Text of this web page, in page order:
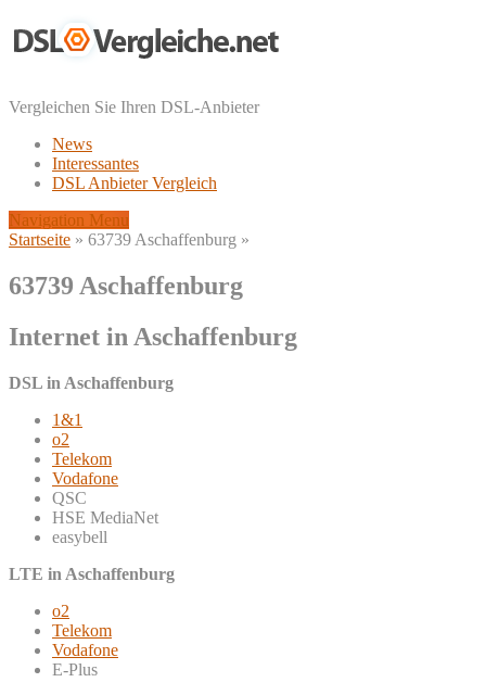
Vergleichen Sie Ihren DSL-Anbieter
News
Interessantes
DSL Anbieter Vergleich
Navigation Menu
Startseite » 63739 Aschaffenburg »
63739 Aschaffenburg
Internet in Aschaffenburg
DSL in Aschaffenburg
1&1
o2
Telekom
Vodafone
QSC
HSE MediaNet
easybell
LTE in Aschaffenburg
o2
Telekom
Vodafone
E-Plus